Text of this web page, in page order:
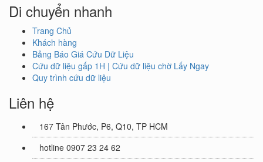
Di chuyển nhanh
Trang Chủ
Khách hàng
Bảng Báo Giá Cứu Dữ Liệu
Cứu dữ liệu gấp 1H | Cứu dữ liệu chờ Lấy Ngay
Quy trình cứu dữ liệu
Liên hệ
167 Tân Phước, P6, Q10, TP HCM
hotline 0907 23 24 62